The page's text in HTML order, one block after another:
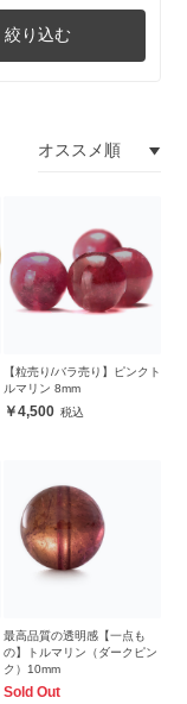
絞り込む
【粒売り/バラ売り】ピンクト
ルマリン 8mm
4,500
最高品質の透明感【一点も
の】トルマリン（ダークピン
ク）10mm
Sold Out